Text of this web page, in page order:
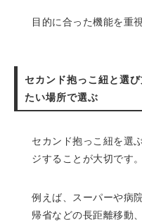
目的に合った機能を重
セカンド抱っこ紐と選
たい場所で選ぶ
セカンド抱っこ紐を選
ジすることが大切です。
例えば、スーパーや病
帰省などの長距離移動